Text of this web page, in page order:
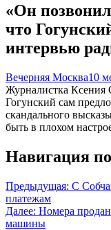
«Он
что
интервью
Вечерняя Москва10
Журналистка Ксения
Гогунский сам
скандального
быть в плохом
Навигация
Предыдущая: С
платежам
Далее: Номера
машины